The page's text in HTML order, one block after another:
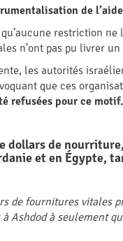
de
restriction ne
n’ont pas pu livrer
les autorités
que ces
refusées pour ce motif.
de
et en Égypte,
de fournitures vitales
Ashdod à seulement